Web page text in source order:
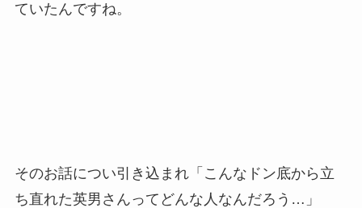
ていたんですね。
そのお話につい引き込まれ「こんなドン底から立
ち直れた英男さんってどんな人なんだろう…」